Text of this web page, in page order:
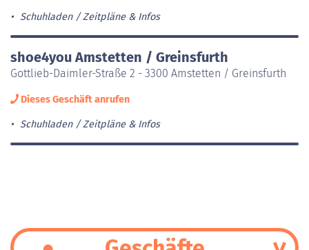
Schuhladen Zeitpläne & Infos
shoe4you Amstetten / Greinsfurth
Gottlieb-Daimler-Straße 2 - 3300 Amstetten / Greinsfurth
Dieses Geschäft anrufen
Schuhladen Zeitpläne & Infos